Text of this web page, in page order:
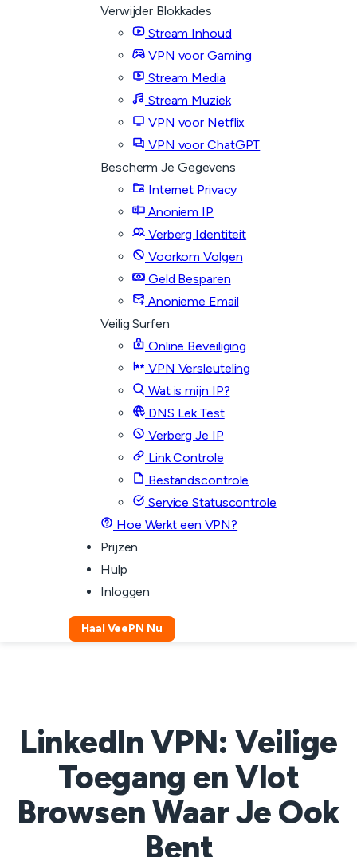
Verwijder Blokkades
Stream Inhoud
VPN voor Gaming
Stream Media
Stream Muziek
VPN voor Netflix
VPN voor ChatGPT
Bescherm Je Gegevens
Internet Privacy
Anoniem IP
Verberg Identiteit
Voorkom Volgen
Geld Besparen
Anonieme Email
Veilig Surfen
Online Beveiliging
VPN Versleuteling
Wat is mijn IP?
DNS Lek Test
Verberg Je IP
Link Controle
Bestandscontrole
Service Statuscontrole
Hoe Werkt een VPN?
Prijzen
Hulp
Inloggen
Haal VeePN Nu
LinkedIn VPN: Veilige
Toegang en Vlot
Browsen Waar Je Ook
Bent